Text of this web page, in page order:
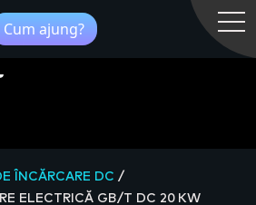
Cum ajung?
ÎNCĂRCARE DC /
ELECTRICĂ GB/T DC 20 KW